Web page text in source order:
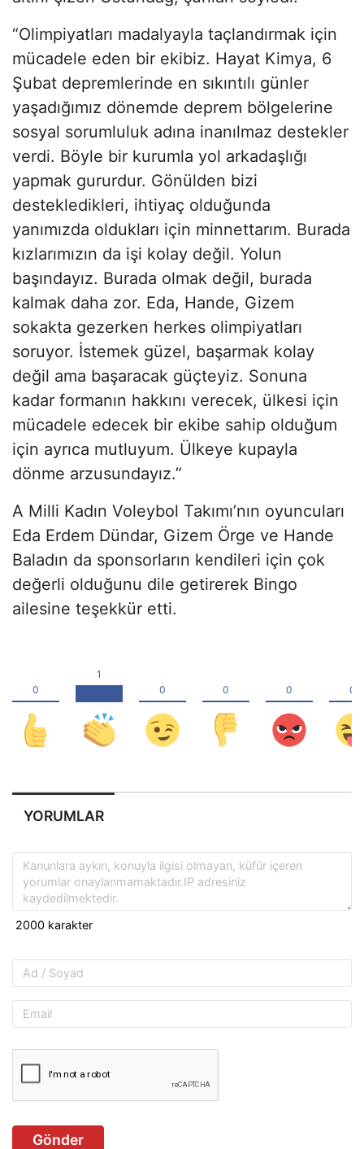
“Olimpiyatları madalyayla taçlandırmak için
mücadele eden bir ekibiz. Hayat Kimya, 6
Şubat depremlerinde en sıkıntılı günler
yaşadığımız dönemde deprem bölgelerine
sosyal sorumluluk adına inanılmaz destekler
verdi. Böyle bir kurumla yol arkadaşlığı
yapmak gururdur. Gönülden bizi
destekledikleri, ihtiyaç olduğunda
yanımızda oldukları için minnettarım. Burada
kızlarımızın da işi kolay değil. Yolun
başındayız. Burada olmak değil, burada
kalmak daha zor. Eda, Hande, Gizem
sokakta gezerken herkes olimpiyatları
soruyor. İstemek güzel, başarmak kolay
değil ama başaracak güçteyiz. Sonuna
kadar formanın hakkını verecek, ülkesi için
mücadele edecek bir ekibe sahip olduğum
için ayrıca mutluyum. Ülkeye kupayla
dönme arzusundayız.”
A Milli Kadın Voleybol Takımı’nın oyuncuları
Eda Erdem Dündar, Gizem Örge ve Hande
Baladın da sponsorların kendileri için çok
değerli olduğunu dile getirerek Bingo
ailesine teşekkür etti.
YORUMLAR
Gönder